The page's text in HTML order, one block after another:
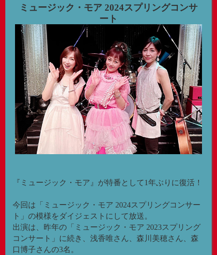
ミュージック・モア 2024スプリングコンサ
ート
『ミュージック・モア』が特番として1年ぶりに復活！
今回は「ミュージック・モア 2024スプリングコンサー
ト」の模様をダイジェストにして放送。
出演は、昨年の「ミュージック・モア 2023スプリング
コンサート」に続き、浅香唯さん、森川美穂さん、森
口博子さんの3名。